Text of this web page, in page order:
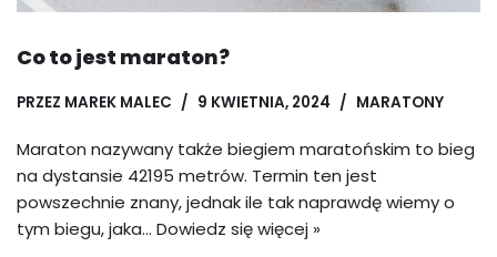
Co to jest maraton?
PRZEZ MAREK MALEC 9 KWIETNIA, 2024 MARATONY
Maraton nazywany także biegiem maratońskim to bieg
na dystansie 42195 metrów. Termin ten jest
powszechnie znany, jednak ile tak naprawdę wiemy o
tym biegu, jaka… Dowiedz się więcej »